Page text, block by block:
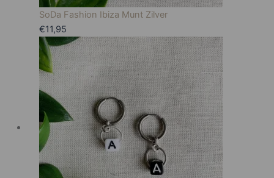
SoDa Fashion Ibiza Munt Zilver
€11,95